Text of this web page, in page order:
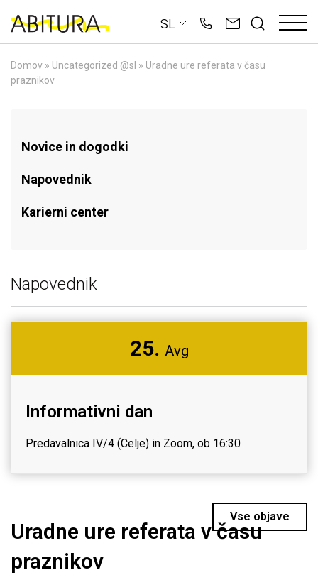
content
SL
Domov » Uncategorized @sl » Uradne ure referata v času
praznikov
Novice in dogodki
Napovednik
Karierni center
Napovednik
25. Avg
Informativni dan
Predavalnica IV/4 (Celje) in Zoom, ob 16:30
Vse objave
Uradne ure referata v času
praznikov